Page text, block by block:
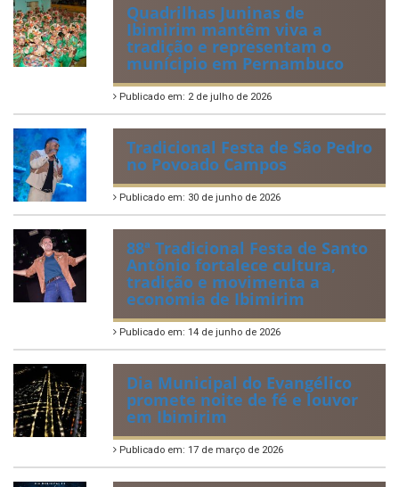
Quadrilhas Juninas de
Ibimirim mantêm viva a
tradição e representam o
munícipio em Pernambuco
Publicado em: 2 de julho de 2026
Tradicional Festa de São Pedro
no Povoado Campos
Publicado em: 30 de junho de 2026
88ª Tradicional Festa de Santo
Antônio fortalece cultura,
tradição e movimenta a
economia de Ibimirim
Publicado em: 14 de junho de 2026
Dia Municipal do Evangélico
promete noite de fé e louvor
em Ibimirim
Publicado em: 17 de março de 2026